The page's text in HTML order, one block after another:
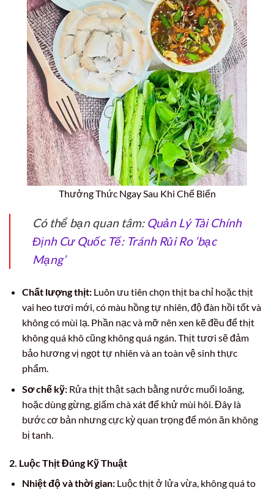
Thưởng Thức Ngay Sau Khi Chế Biến
Có thể bạn quan tâm: Quản Lý Tài Chính
Định Cư Quốc Tế: Tránh Rủi Ro ‘bạc
Mạng’
Chất lượng thịt:Luôn ưu tiên chọn thịt ba chỉ hoặc thịt
vai heo tươi mới, có màu hồng tự nhiên, độ đàn hồi tốt và
không có mùi lạ. Phần nạc và mỡ nên xen kẽ đều để thịt
không quá khô cũng không quá ngán. Thịt tươi sẽ đảm
bảo hương vị ngọt tự nhiên và an toàn vệ sinh thực
phẩm.
Sơ chế kỹ:Rửa thịt thật sạch bằng nước muối loãng,
hoặc dùng gừng, giấm chà xát để khử mùi hôi. Đây là
bước cơ bản nhưng cực kỳ quan trọng để món ăn không
bị tanh.
2. Luộc Thịt Đúng Kỹ Thuật
Nhiệt độ và thời gian:Luộc thịt ở lửa vừa, không quá to